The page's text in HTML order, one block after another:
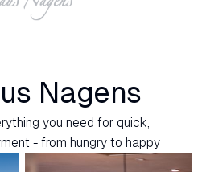
Nagens
you need for quick,
- from hungry to happy